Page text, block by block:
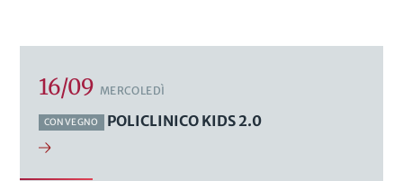
16/09 MERCOLEDÌ
CONVEGNO POLICLINICO KIDS 2.0